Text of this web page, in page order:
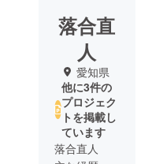
落合直
人
愛知県
他に3件の
プロジェク
トを掲載し
ています
落合直人